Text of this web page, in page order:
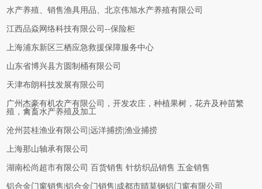
水产养殖、销售渔具用品、北京伟旭水产养殖有限公司
江西品焱网络科技有限公司--保险柜
上海浦东新区三栖应急救援保障服务中心
山东省博兴县方圆制桶有限公司
天津布朗科技发展有限公司
广州杰豪有机农产有限公司，开发农庄，种植果树，花卉及种苗繁
殖，禽畜水产养殖及加工
沧州芸桂渔业有限公司|远洋捕捞|渔业捕捞
上海那山轴承有限公司
湖南松尚超市有限公司 百货销售 针纺织品销售 五金销售
铝合金门窗销售|铝合金门销售|成都市晴莫钢铝门窗有限公司